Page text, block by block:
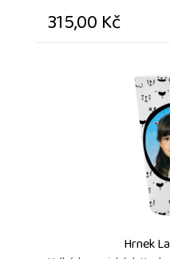
315,00 Kč
Hrnek